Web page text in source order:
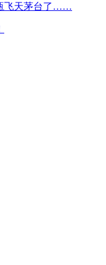
飞天茅台了……